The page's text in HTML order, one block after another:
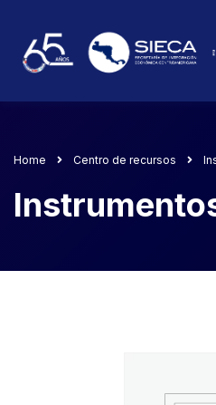
Home Centro de recursos